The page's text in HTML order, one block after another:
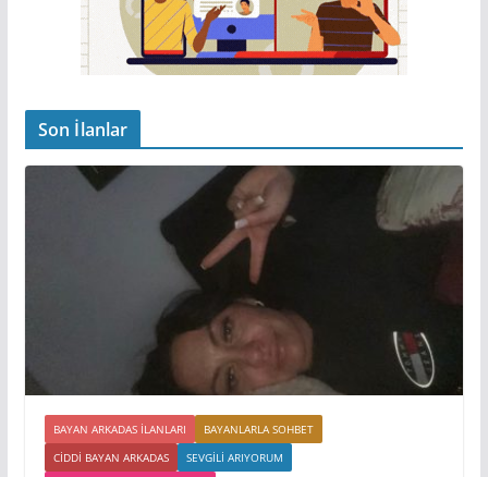
Son İlanlar
BAYAN ARKADAS ILANLARI
BAYANLARLA SOHBET
CIDDI BAYAN ARKADAS
SEVGILI ARIYORUM